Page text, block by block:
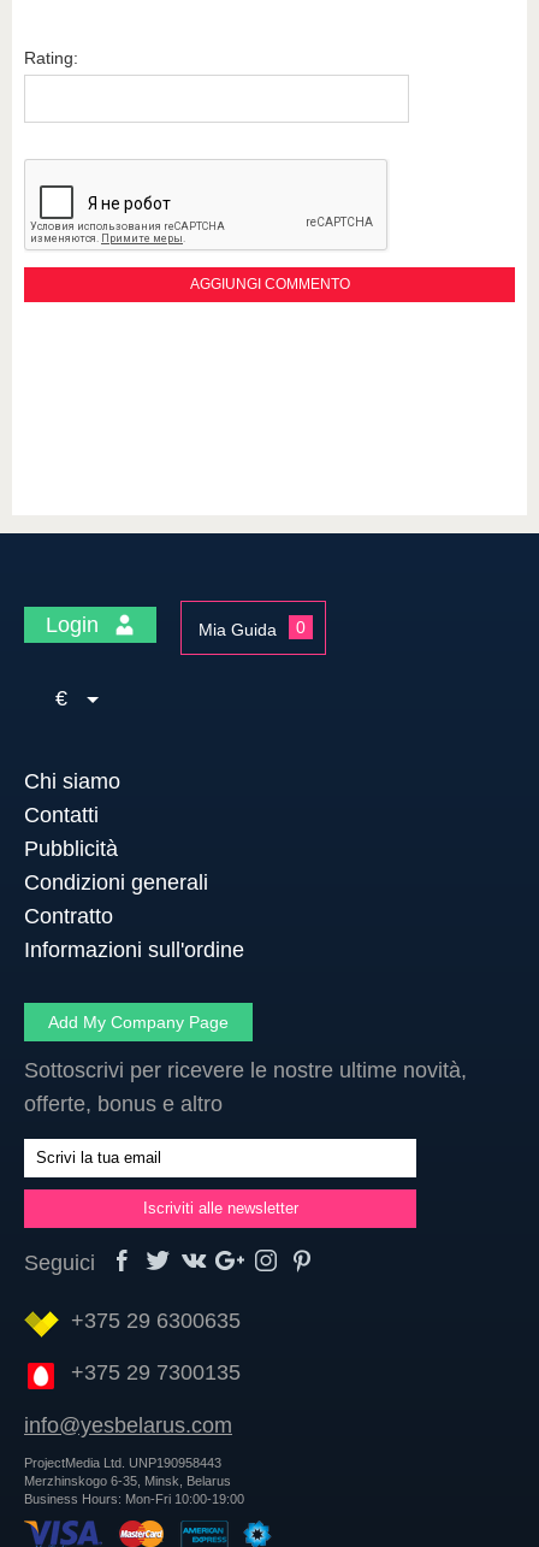
Rating:
Login Mia Guida 0
€
Chi siamo
Contatti
Pubblicità
Condizioni generali
Contratto
Informazioni sull'ordine
Add My Company Page
Sottoscrivi per ricevere le nostre ultime novità,
offerte, bonus e altro
Seguici
+375 29 6300635
+375 29 7300135
info@yesbelarus.com
ProjectMedia Ltd. UNP190958443
Merzhinskogo 6-35, Minsk, Belarus
Business Hours: Mon-Fri 10:00-19:00